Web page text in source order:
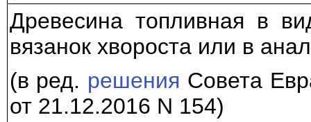
Древесина топливная в
вязанок хвороста или в
(в ред. решения Совета
от 21.12.2016 N 154)